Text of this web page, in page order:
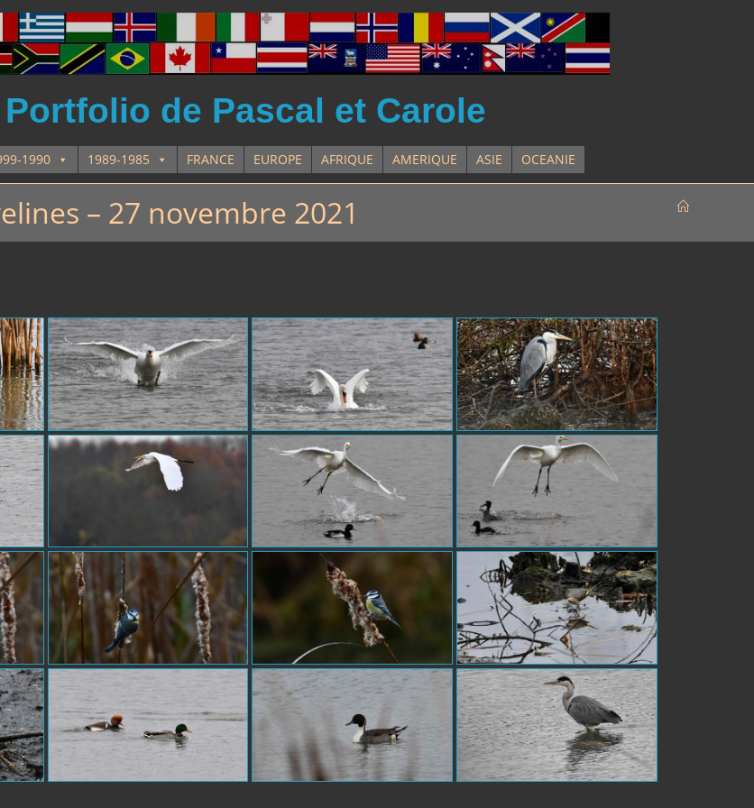
de Pascal et Carole
1990 1989-1985 FRANCE EUROPE AFRIQUE AMERIQUE ASIE OCEANIE
– 27 novembre 2021